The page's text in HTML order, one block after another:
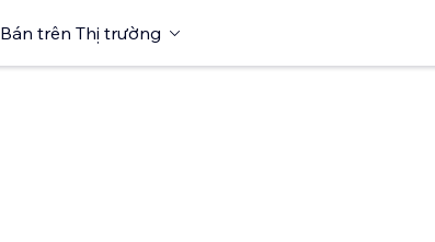
Bán trên Thị trường